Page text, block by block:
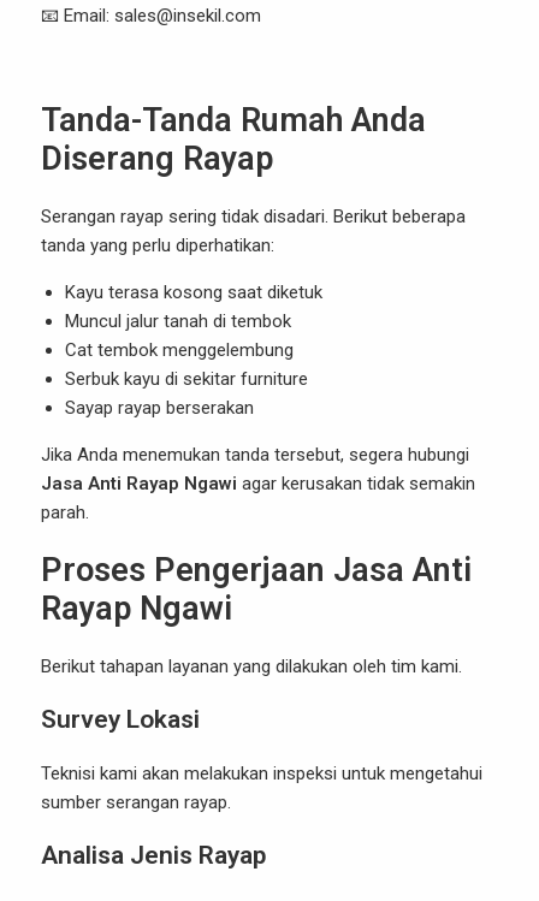
📧 Email: sales@insekil.com
Tanda-Tanda Rumah Anda
Diserang Rayap
Serangan rayap sering tidak disadari. Berikut beberapa
tanda yang perlu diperhatikan:
Kayu terasa kosong saat diketuk
Muncul jalur tanah di tembok
Cat tembok menggelembung
Serbuk kayu di sekitar furniture
Sayap rayap berserakan
Jika Anda menemukan tanda tersebut, segera hubungi
Jasa Anti Rayap Ngawi agar kerusakan tidak semakin
parah.
Proses Pengerjaan Jasa Anti
Rayap Ngawi
Berikut tahapan layanan yang dilakukan oleh tim kami.
Survey Lokasi
Teknisi kami akan melakukan inspeksi untuk mengetahui
sumber serangan rayap.
Analisa Jenis Rayap